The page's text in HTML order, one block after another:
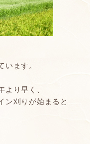
います。
り早く、
ン刈りが始まると